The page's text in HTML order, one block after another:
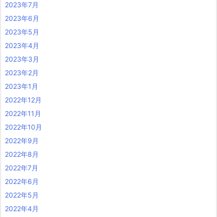
2023年7月
2023年6月
2023年5月
2023年4月
2023年3月
2023年2月
2023年1月
2022年12月
2022年11月
2022年10月
2022年9月
2022年8月
2022年7月
2022年6月
2022年5月
2022年4月